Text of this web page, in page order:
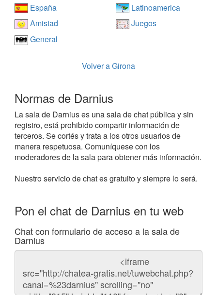
España
Latinoamerica
Amistad
Juegos
General
Volver a Girona
Normas de Darnius
La sala de Darnius es una sala de chat pública y sin
registro, está prohibido compartir información de
terceros. Se cortés y trata a los otros usuarios de
manera respetuosa. Comuníquese con los
moderadores de la sala para obtener más información.
Nuestro servicio de chat es gratuito y siempre lo será.
Pon el chat de Darnius en tu web
Chat con formulario de acceso a la sala de
Darnius
Código
chat